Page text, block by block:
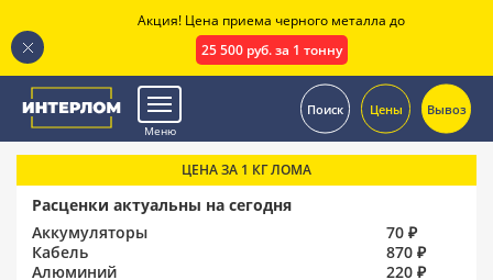
Меню
Поиск Цены Вывоз
ЦЕНА ЗА 1 КГ ЛОМА
Расценки актуальны на сегодня
Аккумуляторы
70 ₽
Кабель
870 ₽
Алюминий
220 ₽
Акция! Цена приема черного металла до
25 500 руб. за 1 тонну
.